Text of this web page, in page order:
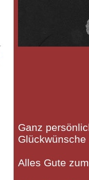
Ganz
Glückwünsche
Alles Gute